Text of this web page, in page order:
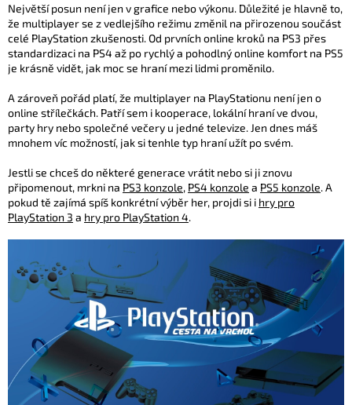
Největší posun není jen v grafice nebo výkonu. Důležité je hlavně to,
že multiplayer se z vedlejšího režimu změnil na přirozenou součást
celé PlayStation zkušenosti. Od prvních online kroků na PS3 přes
standardizaci na PS4 až po rychlý a pohodlný online komfort na PS5
je krásně vidět, jak moc se hraní mezi lidmi proměnilo.
A zároveň pořád platí, že multiplayer na PlayStationu není jen o
online střílečkách. Patří sem i kooperace, lokální hraní ve dvou,
party hry nebo společné večery u jedné televize. Jen dnes máš
mnohem víc možností, jak si tenhle typ hraní užít po svém.
Jestli se chceš do některé generace vrátit nebo si ji znovu
připomenout, mrkni na PS3 konzole, PS4 konzole a PS5 konzole. A
pokud tě zajímá spíš konkrétní výběr her, projdi si i hry pro
PlayStation 3 a hry pro PlayStation 4.